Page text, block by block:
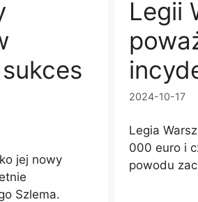
jej nowy
Szlema.
Legii
2024-10-17
Legia
000 euro i
powodu